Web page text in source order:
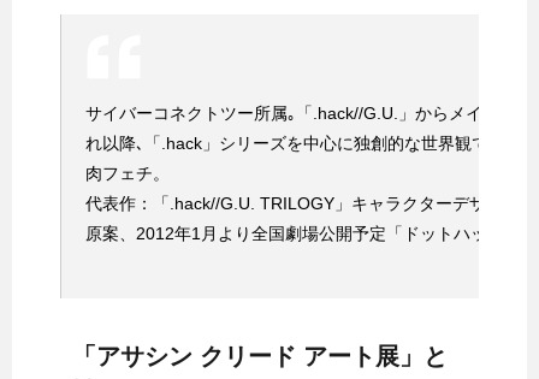
サイバーコネクトツー所属｡「.hack//G.U.」からメインキ
れ以降､「.hack」シリーズを中心に独創的な世界観で国内
肉フェチ。
代表作：「.hack//G.U. TRILOGY」キャラクターデザイン
原案、2012年1月より全国劇場公開予定「ドットハック」
「アサシン クリード アート展」と